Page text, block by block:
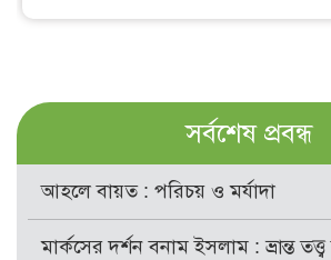
সর্বশেষ প্রবন্ধ
আহলে বায়ত : পরিচয় ও মর্যাদা
মার্কসের দর্শন বনাম ইসলাম : ভ্রান্ত